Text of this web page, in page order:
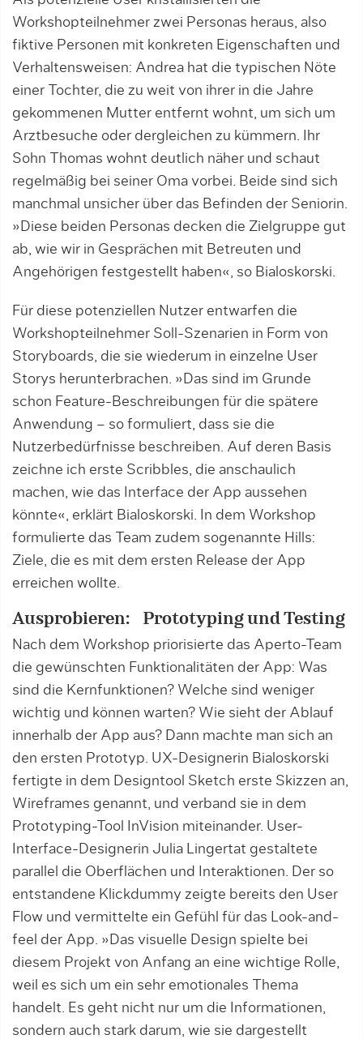
Workshopteilnehmer zwei Personas heraus, also
fiktive Personen mit konkreten Eigenschaften und
Verhaltensweisen: Andrea hat die typischen Nöte
einer Tochter, die zu weit von ihrer in die Jahre
gekommenen Mutter entfernt wohnt, um sich um
Arztbesuche oder dergleichen zu kümmern. Ihr
Sohn Thomas wohnt deutlich näher und schaut
regelmäßig bei seiner Oma vorbei. Beide sind sich
manchmal unsicher über das Befinden der Seniorin.
»Diese beiden Personas decken die Zielgruppe gut
ab, wie wir in Gesprächen mit Betreuten und
Angehörigen festgestellt haben«, so Bialoskorski.
Für diese potenziellen Nutzer entwarfen die
Workshopteilnehmer Soll-Szenarien in Form von
Storyboards, die sie wiederum in einzelne User
Storys herunterbrachen. »Das sind im Grunde
schon Feature-Beschreibungen für die spätere
Anwendung – so formuliert, dass sie die
Nutzerbedürfnisse beschreiben. Auf deren Basis
zeichne ich erste Scribbles, die anschaulich
machen, wie das Interface der App aussehen
könnte«, erklärt Bialoskorski. In dem Workshop
formulierte das Team zudem sogenannte Hills:
Ziele, die es mit dem ersten Release der App
erreichen wollte.
Ausprobieren: Prototyping und Testing
Nach dem Workshop priorisierte das Aperto-Team
die gewünschten Funktionalitäten der App: Was
sind die Kernfunktionen? Welche sind weniger
wichtig und können warten? Wie sieht der Ablauf
innerhalb der App aus? Dann machte man sich an
den ersten Prototyp. UX-Designerin Bialoskorski
fertigte in dem Designtool Sketch erste Skizzen an,
Wireframes genannt, und verband sie in dem
Prototyping-Tool InVision miteinander. User-
Interface-Designerin Julia Lingertat gestaltete
parallel die Oberflächen und Interaktionen. Der so
entstandene Klickdummy zeigte bereits den User
Flow und vermittelte ein Gefühl für das Look-and-
feel der App. »Das visuelle Design spielte bei
diesem Projekt von Anfang an eine wichtige Rolle,
weil es sich um ein sehr emotionales Thema
handelt. Es geht nicht nur um die Informationen,
sondern auch stark darum, wie sie dargestellt